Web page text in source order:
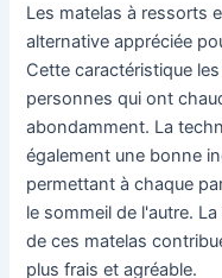
Les matelas à ressorts
alternative appréciée
Cette caractéristique
personnes qui ont
abondamment. La
également une bonne
permettant à chaque
le sommeil de l'autre.
de ces matelas
plus frais et agréable.